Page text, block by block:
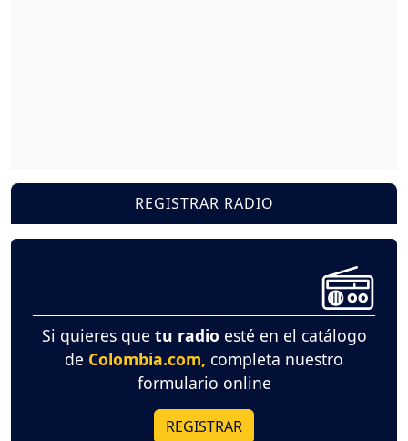
REGISTRAR RADIO
Si quieres que tu radio esté en el catálogo
de Colombia.com, completa nuestro
formulario online
REGISTRAR